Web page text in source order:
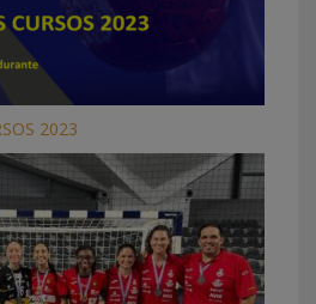
2023